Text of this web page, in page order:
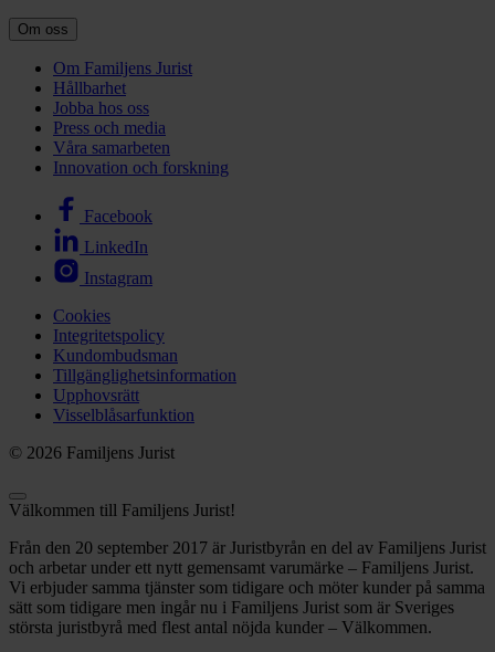
Om oss
Om Familjens Jurist
Hållbarhet
Jobba hos oss
Press och media
Våra samarbeten
Innovation och forskning
Facebook
LinkedIn
Instagram
Cookies
Integritetspolicy
Kundombudsman
Tillgänglighetsinformation
Upphovsrätt
Visselblåsarfunktion
© 2026 Familjens Jurist
Välkommen till Familjens Jurist!
Från den 20 september 2017 är Juristbyrån en del av Familjens Jurist
och arbetar under ett nytt gemensamt varumärke – Familjens Jurist.
Vi erbjuder samma tjänster som tidigare och möter kunder på samma
sätt som tidigare men ingår nu i Familjens Jurist som är Sveriges
största juristbyrå med flest antal nöjda kunder – Välkommen.